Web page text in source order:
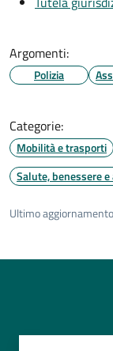
Argomenti:
Polizia
Categorie:
Mobilità e trasporti
Salute, benessere
Ultimo